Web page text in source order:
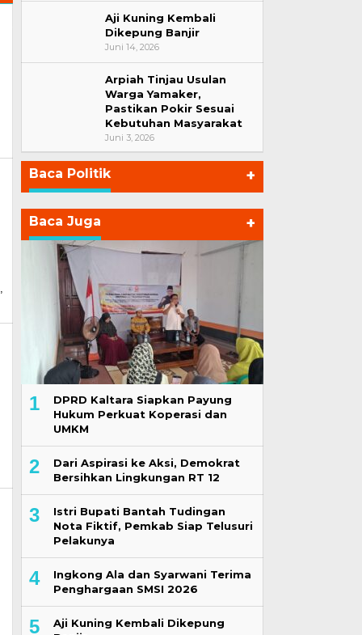
Aji Kuning Kembali
Dikepung Banjir
Juni 14, 2026
Arpiah Tinjau Usulan
Warga Yamaker,
Pastikan Pokir Sesuai
Kebutuhan Masyarakat
Juni 3, 2026
Baca Politik +
Baca Juga +
1
DPRD Kaltara Siapkan Payung
Hukum Perkuat Koperasi dan
UMKM
2
Dari Aspirasi ke Aksi, Demokrat
Bersihkan Lingkungan RT 12
3
Istri Bupati Bantah Tudingan
Nota Fiktif, Pemkab Siap Telusuri
Pelakunya
4
Ingkong Ala dan Syarwani Terima
Penghargaan SMSI 2026
5
Aji Kuning Kembali Dikepung